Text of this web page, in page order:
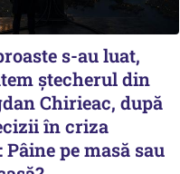
s-au luat,
ștecherul din
Chirieac, după
în criza
pe masă sau